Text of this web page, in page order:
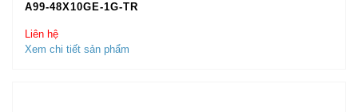
A99-48X10GE-1G-TR
Liên hệ
Xem chi tiết sản phẩm